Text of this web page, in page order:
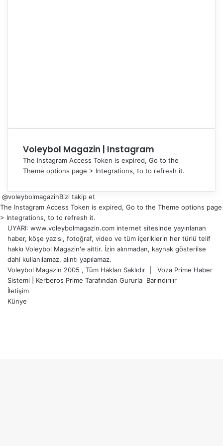
Voleybol Magazin | Instagram
The Instagram Access Token is expired, Go to the
Theme options page > Integrations, to to refresh it.
@voleybolmagazinBizi takip et
The Instagram Access Token is expired, Go to the Theme options page
> Integrations, to to refresh it.
UYARI: www.voleybolmagazin.com internet sitesinde yayınlanan
haber, köşe yazısı, fotoğraf, video ve tüm içeriklerin her türlü telif
hakkı Voleybol Magazin'e aittir. İzin alınmadan, kaynak gösterilse
dahi kullanılamaz, alıntı yapılamaz.
Voleybol Magazin 2005 , Tüm Hakları Saklıdır | Voza Prime Haber
Sistemi
Kerberos Prime Tarafından Gururla Barındırılır
İletişim
Künye